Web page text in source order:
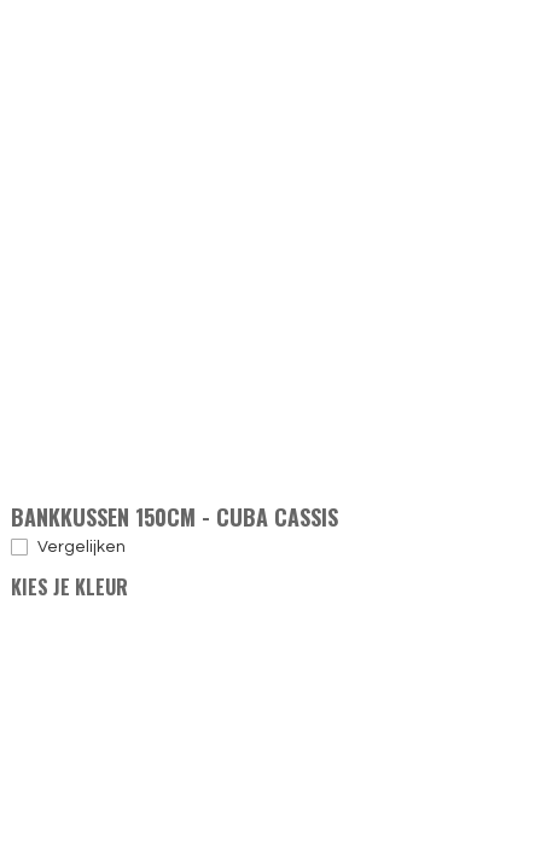
BANKKUSSEN 150CM - CUBA CASSIS
Vergelijken
KIES JE KLEUR